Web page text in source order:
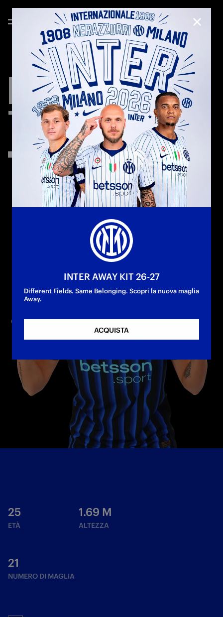
MARTINA
TOMASELLI
25
ETÀ
1.69 M
ALTEZZA
21
NUMERO DI MAGLIA
INTER AWAY KIT 26-27
Different Fields. Same Belonging. Scopri la nuova maglia
Away.
ACQUISTA